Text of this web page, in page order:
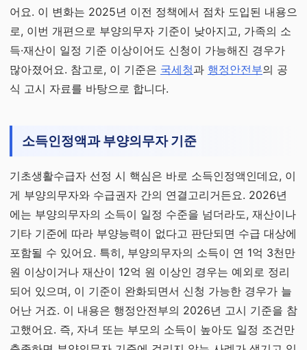
어요. 이 변화는 2025년 이전 정책에서 점차 도입된 내용으
로, 이번 개편으로 부양의무자 기준이 낮아지고, 가족의 소
득·재산이 일정 기준 이상이어도 신청이 가능해진 경우가
많아졌어요. 참고로, 이 기준은 국세청과 행정안전부의 공
식 고시 자료를 바탕으로 합니다.
소득인정액과 부양의무자 기준
기초생활수급자 선정 시 핵심은 바로 소득인정액인데요, 이
게 부양의무자와 수급권자 간의 연결고리거든요. 2026년
에는 부양의무자의 소득이 일정 수준을 넘더라도, 재산이나
기타 기준에 따라 부양능력이 없다고 판단되면 수급 대상에
포함될 수 있어요. 특히, 부양의무자의 소득이 연 1억 3천만
원 이상이거나 재산이 12억 원 이상인 경우는 예외로 정리
되어 있으며, 이 기준이 완화되면서 신청 가능한 경우가 늘
어난 거죠. 이 내용은 행정안전부의 2026년 고시 기준을 참
고했어요. 즉, 자녀 또는 부모의 소득이 높아도 일정 조건만